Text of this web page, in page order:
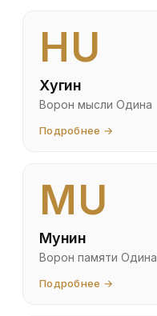
HU
Хугин
Ворон мысли Одина
Подробнее →
MU
Мунин
Ворон памяти Одина
Подробнее →